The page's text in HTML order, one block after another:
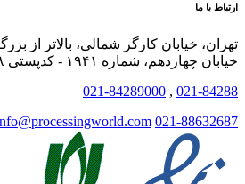
ارتباط با ما
تهران، خیابان کارگر شمالی، بالاتر از
خیابان چهاردهم، شماره ۱۹۴۱ - کدپستی ۱۴۳۹۷۴۴۳۹۸
021-84288
,
021-84289000
021-88632687